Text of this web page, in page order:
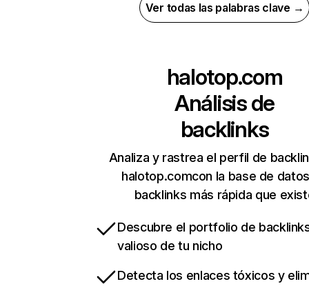
Ver todas las palabras clave →
halotop.com
Análisis de
backlinks
Analiza y rastrea el perfil de
halotop.comcon la base de
backlinks más rápida que
Descubre el portfolio de
valioso de tu nicho
Detecta los enlaces tóxicos y